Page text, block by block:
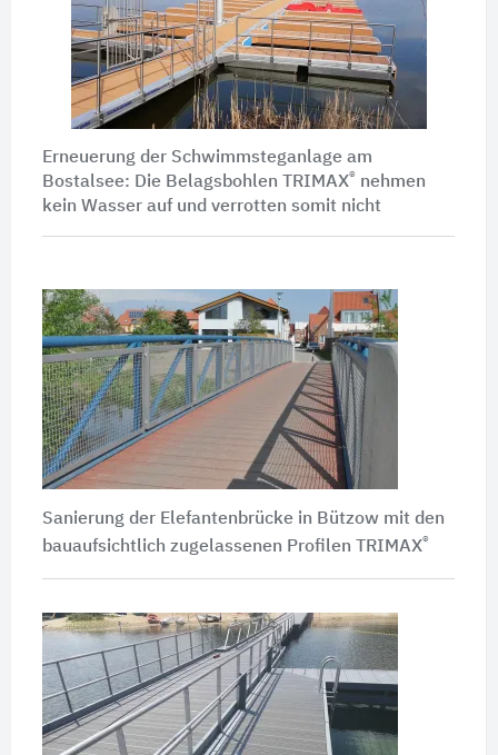
Erneuerung der Schwimmsteganlage am
Bostalsee: Die Belagsbohlen TRIMAX® nehmen
kein Wasser auf und verrotten somit nicht
Sanierung der Elefantenbrücke in Bützow mit den
bauaufsichtlich zugelassenen Profilen TRIMAX®